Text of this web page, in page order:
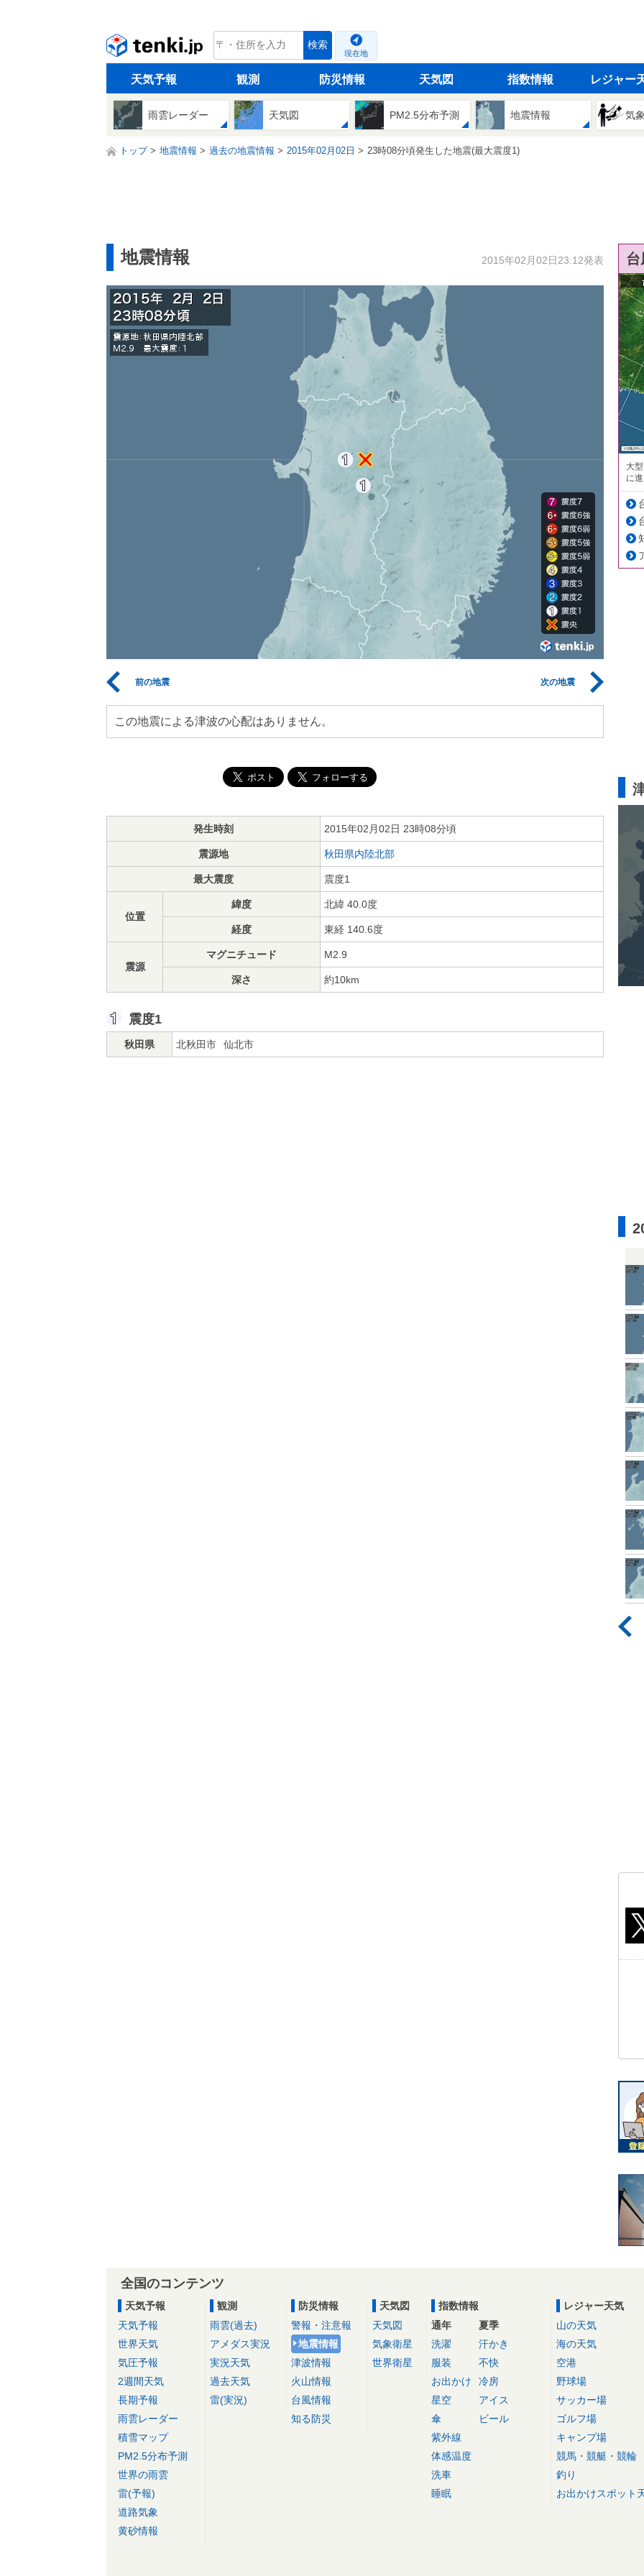
tenki.jp 検索
現在地
天気予報 観測 防災情報 天気図 指数情報 レジャー
雨雲レーダー 天気図 PM2.5分布予測 地震情報 気
トップ 地震情報 過去の地震情報 2015年02月02日 23時08分頃発生した地震(最大震度1)
地震情報 2015年02月02日23:12発表
前の地震 次の地震
この地震による津波の心配はありません。
発生時刻 2015年02月02日 23時08分頃
震源地 秋田県内陸北部
最大震度 震度1
位置
緯度 北緯 40.0度
経度 東経 140.6度
震源
マグニチュード M2.9
深さ 約10km
震度1
秋田県 北秋田市 仙北市
大
に
全国のコンテンツ
天気予報
天気予報
世界天気
気圧予報
2週間天気
長期予報
雨雲レーダー
積雪マップ
PM2.5分布予測
世界の雨雲
雷(予報)
道路気象
黄砂情報
観測
雨雲(過去)
アメダス実況
実況天気
過去天気
雷(実況)
防災情報
警報・注意報
地震情報
津波情報
火山情報
台風情報
知る防災
天気図
天気図
気象衛星
世界衛星
指数情報
通年
洗濯
服装
お出かけ
星空
傘
紫外線
体感温度
洗車
睡眠
夏季
汗かき
不快
冷房
アイス
ビール
レジャー天気
山の天気
海の天気
空港
野球場
サッカー場
ゴルフ場
キャンプ場
競馬・競艇・競輪
釣り
お出かけスポット